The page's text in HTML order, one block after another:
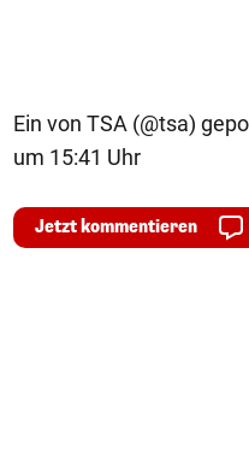
Ein von TSA (@tsa)
um 15:41 Uhr
Jetzt kommentieren